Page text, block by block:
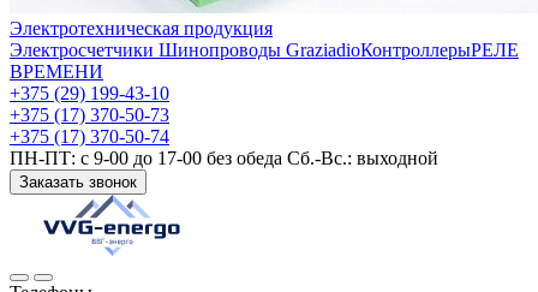
Электротехническая продукция
Электросчетчики Шинопроводы GraziadioКонтроллерыРЕЛЕ
ВРЕМЕНИ
+375 (29) 199-43-10
+375 (17) 370-50-73
+375 (17) 370-50-74
ПН-ПТ: с 9-00 до 17-00 без обеда Сб.-Вс.: выходной
Заказать звонок